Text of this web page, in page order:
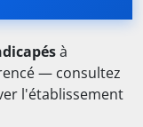
à
— consultez
l'établissement